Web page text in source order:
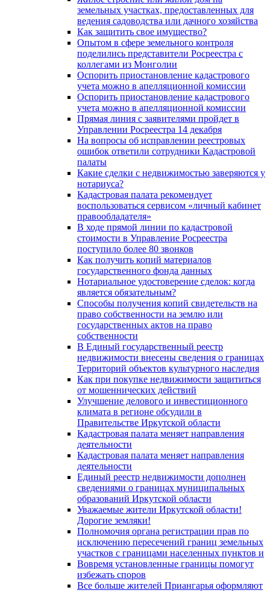
земельных участках, предоставленных для
ведения садоводства или дачного хозяйства
Как защитить свое имущество?
Опытом в сфере земельного контроля
поделились представители Росреестра с
коллегами из Монголии
Оспорить приостановление кадастрового
учета можно в апелляционной комиссии
Оспорить приостановление кадастрового
учета можно в апелляционной комиссии
Прямая линия с заявителями пройдет в
Управлении Росреестра 14 декабря
На вопросы об исправлении реестровых
ошибок ответили сотрудники Кадастровой
палаты
Какие сделки с недвижимостью заверяются у
нотариуса?
Кадастровая палата рекомендует
воспользоваться сервисом «личный кабинет
правообладателя»
В ходе прямой линии по кадастровой
стоимости в Управление Росреестра
поступило более 80 звонков
Как получить копий материалов
государственного фонда данных
Нотариальное удостоверение сделок: когда
является обязательным?
Способы получения копий свидетельств на
право собственности на землю или
государственных актов на право
собственности
В Единый государственный реестр
недвижимости внесены сведения о границах
Территорий объектов культурного наследия
Как при покупке недвижимости защититься
от мошеннических действий
Улучшение делового и инвестиционного
климата в регионе обсудили в
Правительстве Иркутской области
Кадастровая палата меняет направления
деятельности
Кадастровая палата меняет направления
деятельности
Единый реестр недвижимости дополнен
сведениями о границах муниципальных
образований Иркутской области
Уважаемые жители Иркутской области!
Дорогие земляки!
Полномочия органа регистрации прав по
исключению пересечений границ земельных
участков с границами населенных пунктов и
Вовремя установленные границы помогут
избежать споров
Все больше жителей Приангарья оформляют